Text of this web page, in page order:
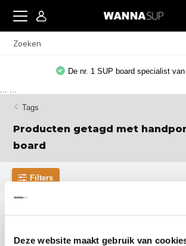
Deze website maakt gebruik van
Gratis
Tags
Producten getagd met
board
Filters
... ...